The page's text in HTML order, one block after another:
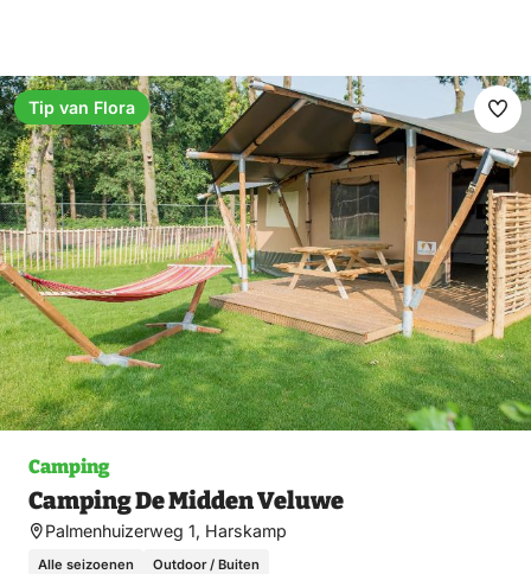
Camping
Camping De Midden Veluwe
Palmenhuizerweg 1, Harskamp
Alle seizoenen Outdoor / Buiten
Tip van Flora